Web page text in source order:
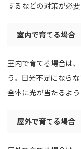
するなどの対策が必要
室内で育てる場合
室内で育てる場合は
う。日光不足になら
全体に光が当たるよ
屋外で育てる場合